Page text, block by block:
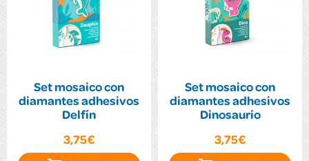
Set mosaico con
diamantes adhesivos
Delfín
3,75€
Set mosaico con
diamantes adhesivos
Dinosaurio
3,75€